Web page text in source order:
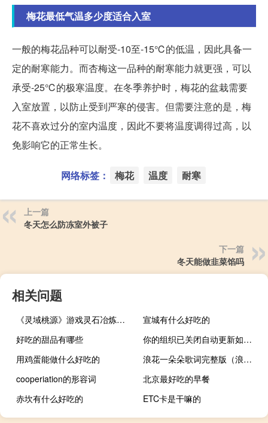
梅花最低气温多少度适合入室
一般的梅花品种可以耐受-10至-15℃的低温，因此具备一
定的耐寒能力。而杏梅这一品种的耐寒能力就更强，可以
承受-25℃的极寒温度。在冬季养护时，梅花的盆栽需要
入室放置，以防止受到严寒的侵害。但需要注意的是，梅
花不喜欢过分的室内温度，因此不要将温度调得过高，以
免影响它的正常生长。
网络标签： 梅花 温度 耐寒
上一篇
冬天怎么防冻室外被子
下一篇
冬天能做韭菜馅吗
相关问题
《灵域桃源》游戏灵石冶炼秘籍（《灵域桃源》游戏灵石冶炼秘籍）
宣城有什么好吃的
好吃的甜品有哪些
你的组织已关闭自动更新如何解除（你的组织已关闭自动更新）
用鸡蛋能做什么好吃的
浪花一朵朵歌词完整版（浪花一朵朵歌词）
cooperiation的形容词
北京最好吃的早餐
赤坎有什么好吃的
ETC卡是干嘛的